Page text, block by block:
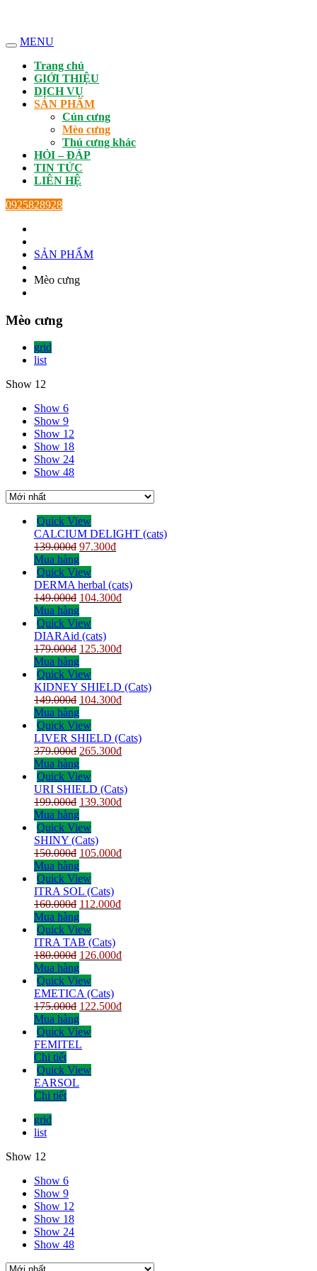
MENU
Trang chủ
GIỚI THIỆU
DỊCH VỤ
SẢN PHẨM
Cún cưng
Mèo cưng
Thú cưng khác
HỎI – ĐÁP
TIN TỨC
LIÊN HỆ
0925828928
SẢN PHẨM
Mèo cưng
Mèo cưng
grid
list
Show 12
Show 6
Show 9
Show 12
Show 18
Show 24
Show 48
Quick View
CALCIUM DELIGHT (cats)
139.000đ 97.300đ
Mua hàng
Quick View
DERMA herbal (cats)
149.000đ 104.300đ
Mua hàng
Quick View
DIARAid (cats)
179.000đ 125.300đ
Mua hàng
Quick View
KIDNEY SHIELD (Cats)
149.000đ 104.300đ
Mua hàng
Quick View
LIVER SHIELD (Cats)
379.000đ 265.300đ
Mua hàng
Quick View
URI SHIELD (Cats)
199.000đ 139.300đ
Mua hàng
Quick View
SHINY (Cats)
150.000đ 105.000đ
Mua hàng
Quick View
ITRA SOL (Cats)
160.000đ 112.000đ
Mua hàng
Quick View
ITRA TAB (Cats)
180.000đ 126.000đ
Mua hàng
Quick View
EMETICA (Cats)
175.000đ 122.500đ
Mua hàng
Quick View
FEMITEL
Chi tiết
Quick View
EARSOL
Chi tiết
grid
list
Show 12
Show 6
Show 9
Show 12
Show 18
Show 24
Show 48